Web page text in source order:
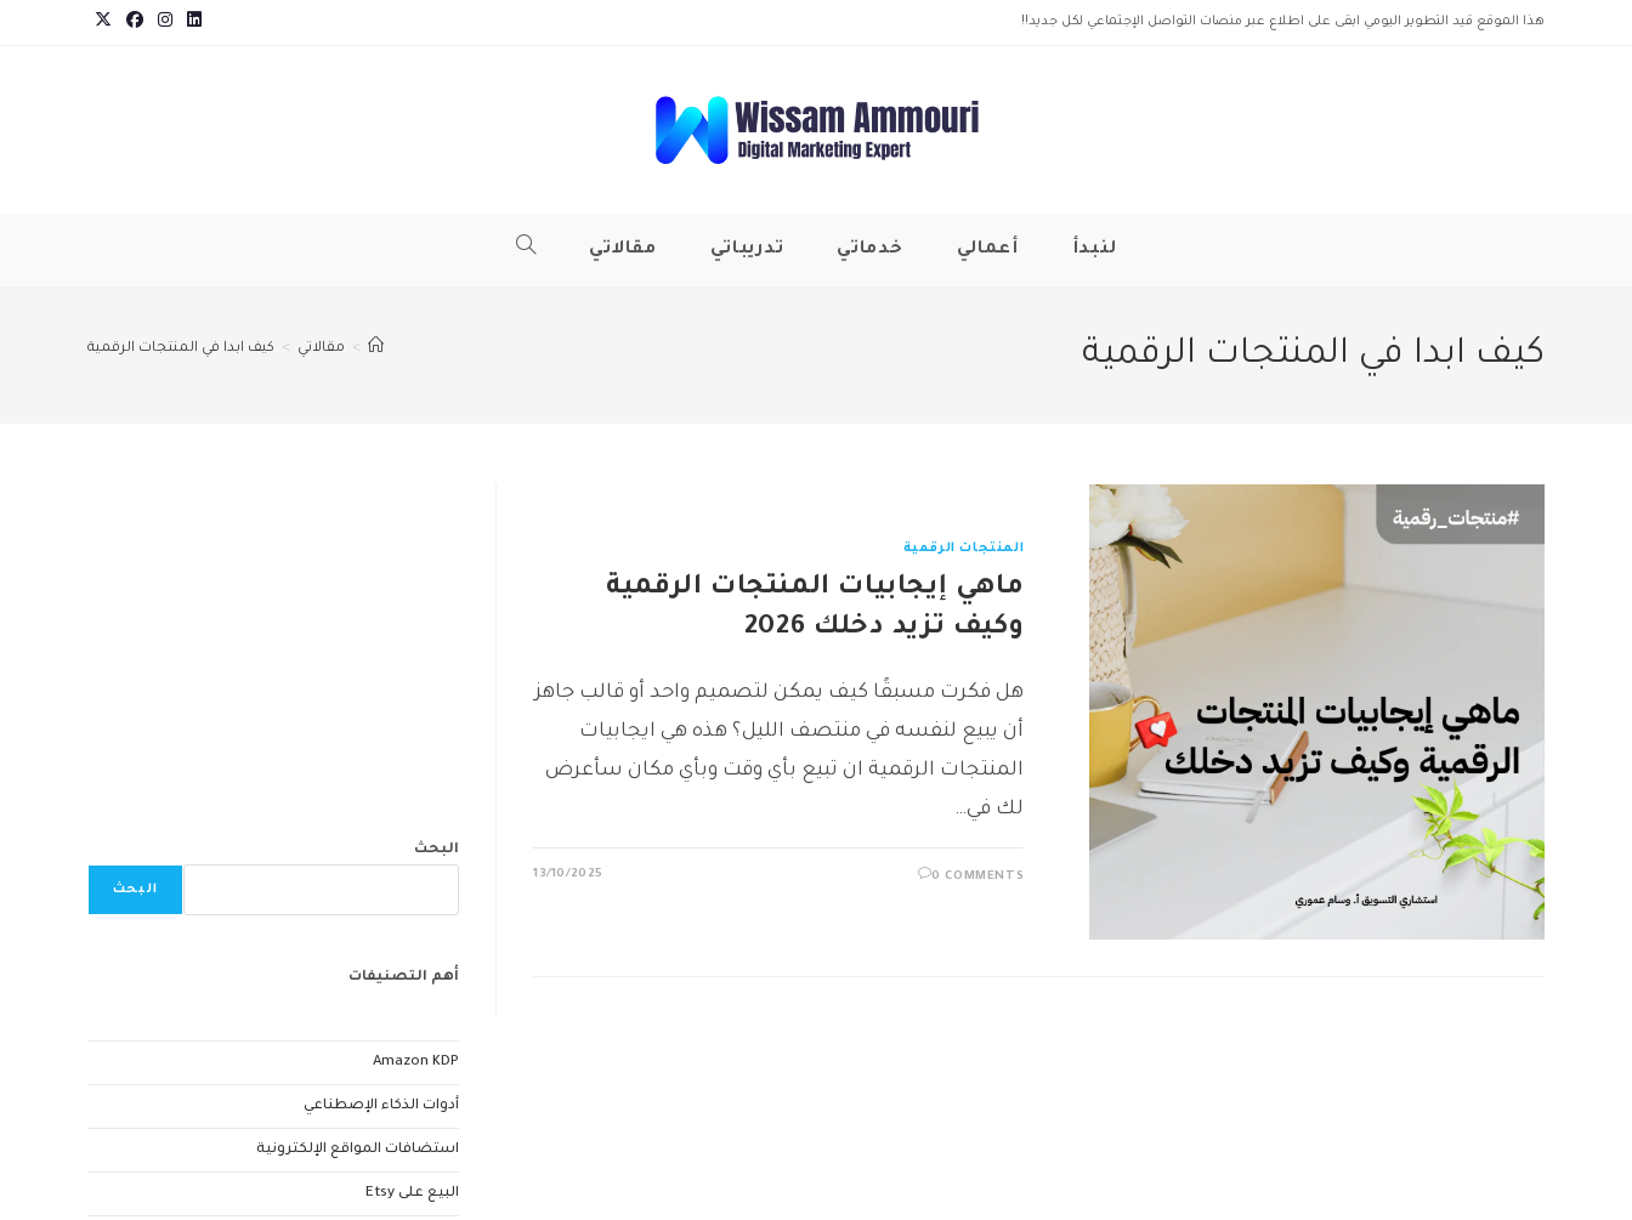
هذا الموقع قيد التطوير اليومي ابقى على اطلاع عبر منصات التواصل الإجتماعي لكل جديد!!
لنبدأ أعمالي خدماتي تدريباتي مقالاتي TOGGLE
كيف ابدا في المنتجات الرقمية > مقالاتي > كيف ابدا في المنتجات الرقمية
المنتجات الرقمية
ماهي إيجابيات المنتجات الرقمية
وكيف تزيد دخلك 2026
هل فكرت مسبقًا كيف يمكن لتصميم واحد أو قالب جاهز
أن يبيع لنفسه في منتصف الليل؟ هذه هي ايجابيات
المنتجات الرقمية ان تبيع بأي وقت وبأي مكان سأعرض
لك في…
0 COMMENTS
13/10/2025
البحث
البحث
أهم التصنيفات
Amazon KDP
أدوات الذكاء الإصطناعي
استضافات المواقع الإلكترونية
البيع على Etsy